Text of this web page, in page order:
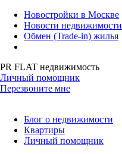
Новостройки в Москве
Новости недвижимости
Обмен (Trade-in) жилья
PR FLAT недвижимость
Личный помощник
Перезвоните мне
Блог о недвижимости
Квартиры
Личный помощник